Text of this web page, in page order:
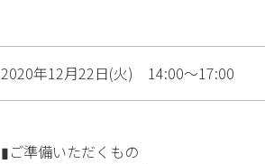
2020年12月22日(火) 14:00～17:00
▮ご準備いただくもの